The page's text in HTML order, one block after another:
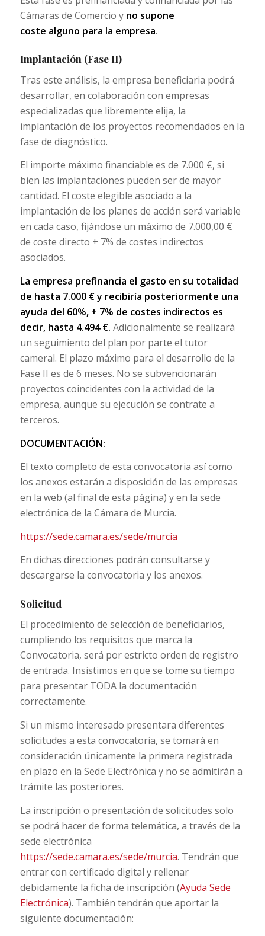
Cámaras de Comercio yno supone
coste alguno para la empresa.
Implantación (Fase II)
Tras este análisis, la empresa beneficiaria podrá
desarrollar, en colaboración con empresas
especializadas que libremente elija, la
implantación de los proyectos recomendados en la
fase de diagnóstico.
El importe máximo financiable es de 7.000 €, si
bien las implantaciones pueden ser de mayor
cantidad. El coste elegible asociado a la
implantación de los planes de acción será variable
en cada caso, fijándose un máximo de 7.000,00 €
de coste directo + 7% de costes indirectos
asociados.
La empresa prefinancia el gasto en su totalidad
de hasta 7.000 € y recibiría posteriormente una
ayuda del 60%, + 7% de costes indirectos es
decir, hasta 4.494 €. Adicionalmente se realizará
un seguimiento del plan por parte el tutor
cameral. El plazo máximo para el desarrollo de la
Fase II es de 6 meses. No se subvencionarán
proyectos coincidentes con la actividad de la
empresa, aunque su ejecución se contrate a
terceros.
DOCUMENTACIÓN:
El texto completo de esta convocatoria así como
los anexos estarán a disposición de las empresas
en la web (al final de esta página) y en la sede
electrónica de la Cámara de Murcia.
https://sede.camara.es/sede/murcia
En dichas direcciones podrán consultarse y
descargarse la convocatoria y los anexos.
Solicitud
El procedimiento de selección de beneficiarios,
cumpliendo los requisitos que marca la
Convocatoria, será por estricto orden de registro
de entrada. Insistimos en que se tome su tiempo
para presentar TODA la documentación
correctamente.
Si un mismo interesado presentara diferentes
solicitudes a esta convocatoria, se tomará en
consideración únicamente la primera registrada
en plazo en la Sede Electrónica y no se admitirán a
trámite las posteriores.
La inscripción o presentación de solicitudes solo
se podrá hacer de forma telemática, a través de la
sede electrónica
https://sede.camara.es/sede/murcia. Tendrán que
entrar con certificado digital y rellenar
debidamente la ficha de inscripción (Ayuda Sede
Electrónica). También tendrán que aportar la
siguiente documentación: